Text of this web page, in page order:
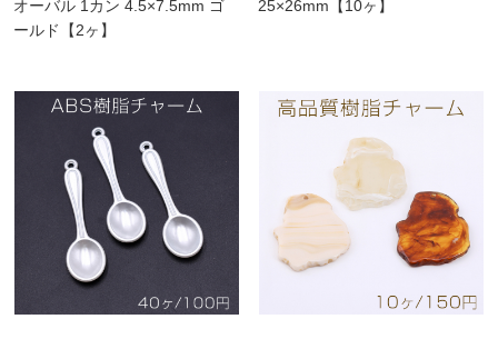
オーバル 1カン 4.5×7.5mm ゴ
ールド【2ヶ】
25×26mm【10ヶ】